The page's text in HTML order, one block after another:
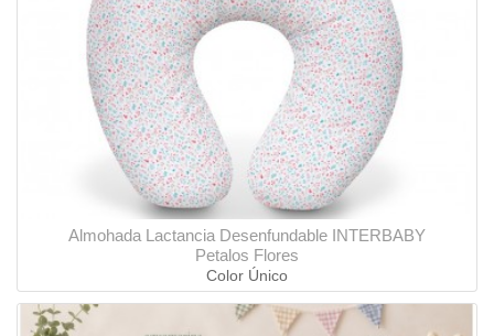
Almohada Lactancia Desenfundable INTERBABY
Petalos Flores
Color Único